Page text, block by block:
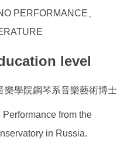
PERFORMANCE、
level
樂學院鋼琴系音樂藝術博士
from the
in Russia.